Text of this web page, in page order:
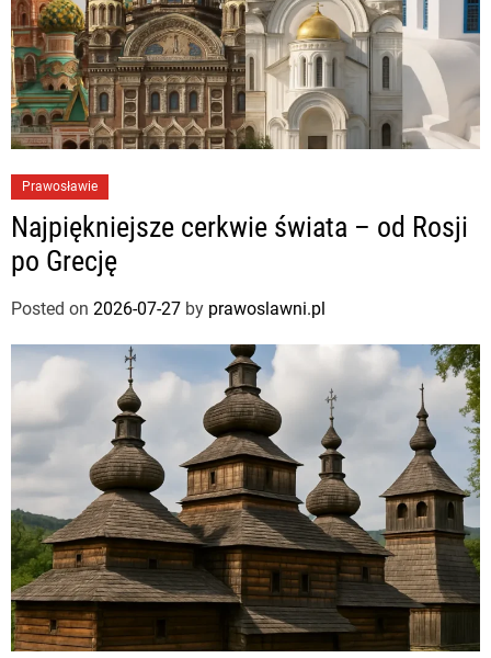
Prawosławie
Najpiękniejsze cerkwie świata – od Rosji
po Grecję
Posted on 2026-07-27 by prawoslawni.pl